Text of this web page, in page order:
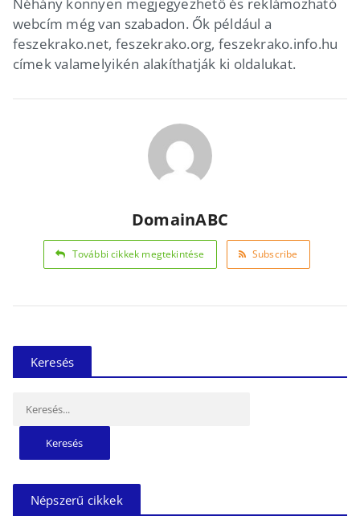
webcím még van szabadon. Ők például a
feszekrako.net, feszekrako.org, feszekrako.info.hu
címek valamelyikén alakíthatják ki oldalukat.
DomainABC
További cikkek megtekintése Subscribe
Keresés
Népszerű cikkek